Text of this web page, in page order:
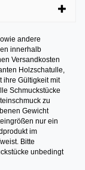
andere
innerhalb
Versandkosten
Holzschatulle,
ihre Gültigkeit mit
Schmuckstücke
zu
Gewicht
nur ein
im
Bitte
unbedingt